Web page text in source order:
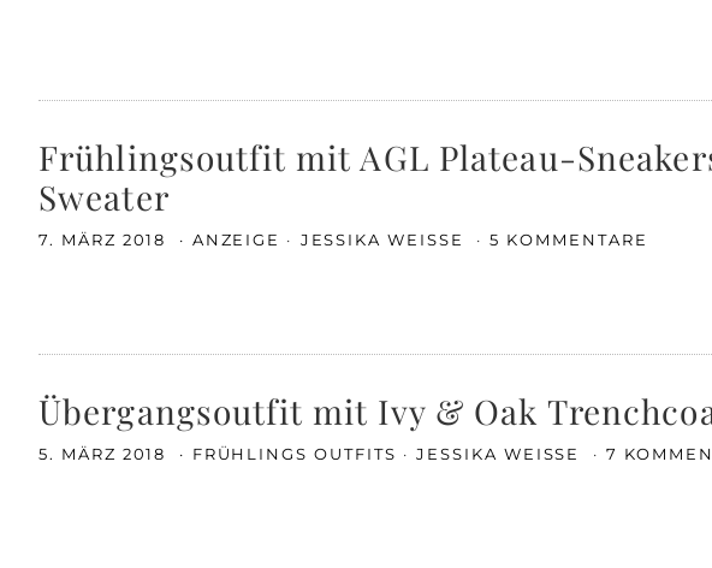
Frühlingsoutfit mit AGL Plateau-
Sweater
7. MÄRZ 2018 ANZEIGE JESSIKA WEISSE 5 KOMMENTARE
Übergangsoutfit mit Ivy & Oak
5. MÄRZ 2018 FRÜHLINGS OUTFITS JESSIKA WEISSE 7